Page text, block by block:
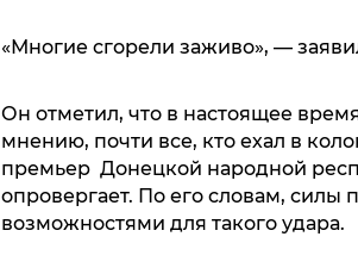
«Многие сгорели заживо», —
Он отметил, что в настоящее
мнению, почти все, кто ехал в
премьер Донецкой народной
опровергает. По его словам, силы
возможностями для такого удара.